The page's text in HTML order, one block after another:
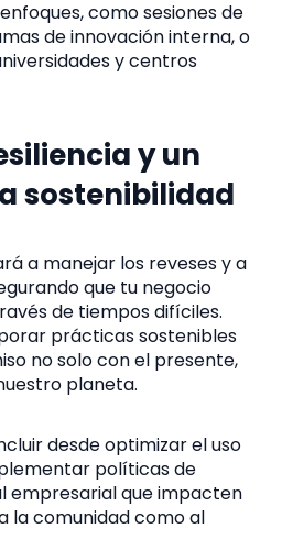
como sesiones de
de innovación interna, o
y centros
y un
sostenibilidad
a manejar los reveses y a
que tu negocio
de tiempos difíciles.
prácticas sostenibles
no solo con el presente,
planeta.
desde optimizar el uso
políticas de
empresarial que impacten
la comunidad como al